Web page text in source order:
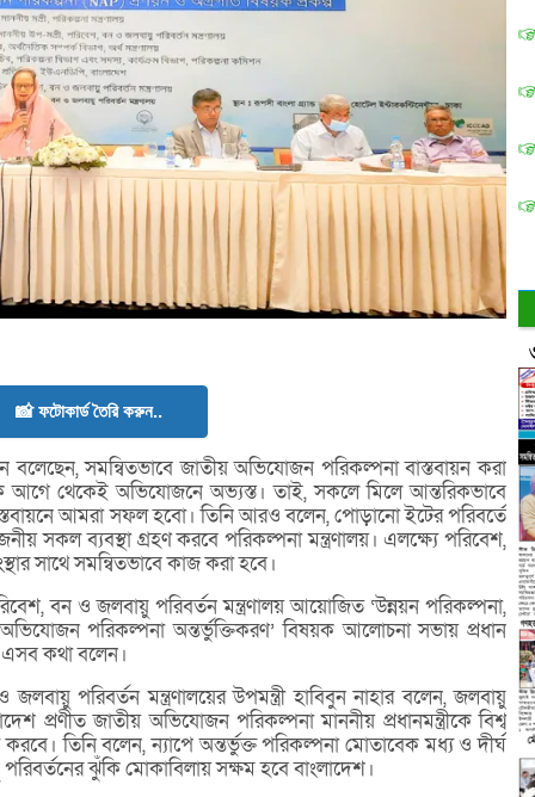
📸 ফটোকার্ড তৈরি করুন..
বলেছেন, সমন্বিতভাবে জাতীয় অভিযোজন পরিকল্পনা বাস্তবায়ন করা
আগে থেকেই অভিযোজনে অভ্যস্ত। তাই, সকলে মিলে আন্তরিকভাবে
আমরা সফল হবো। তিনি আরও বলেন, পোড়ানো ইটের পরিবর্তে
সকল ব্যবস্থা গ্রহণ করবে পরিকল্পনা মন্ত্রণালয়। এলক্ষ্যে পরিবেশ,
সাথে সমন্বিতভাবে কাজ করা হবে।
বন ও জলবায়ু পরিবর্তন মন্ত্রণালয় আয়োজিত ‘উন্নয়ন পরিকল্পনা,
অভিযোজন পরিকল্পনা অন্তর্ভুক্তিকরণ’ বিষয়ক আলোচনা সভায় প্রধান
এসব কথা বলেন।
পরিবর্তন মন্ত্রণালয়ের উপমন্ত্রী হাবিবুন নাহার বলেন, জলবায়ু
প্রণীত জাতীয় অভিযোজন পরিকল্পনা মাননীয় প্রধানমন্ত্রীকে বিশ্ব
তিনি বলেন, ন্যাপে অন্তর্ভুক্ত পরিকল্পনা মোতাবেক মধ্য ও দীর্ঘ
ঝুঁকি মোকাবিলায় সক্ষম হবে বাংলাদেশ।